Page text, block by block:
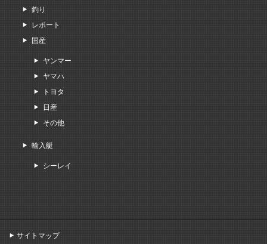
釣り
レポート
国産
ヤンマー
ヤマハ
トヨタ
日産
その他
輸入艇
シーレイ
サイトマップ